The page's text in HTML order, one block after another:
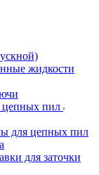
жидкости
цепных пил
для цепных пил
для заточки